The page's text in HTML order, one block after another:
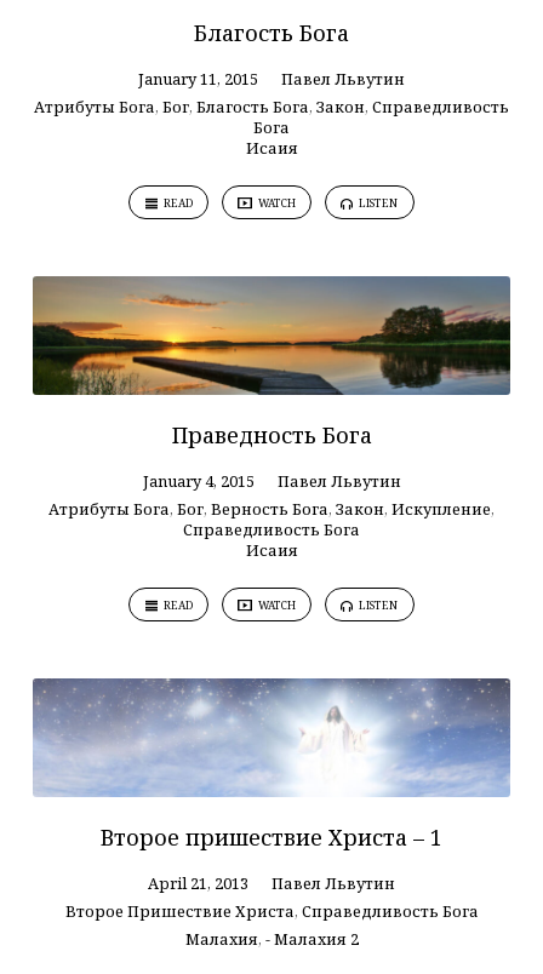
Благость Бога
January 11, 2015
Павел Львутин
Атрибуты Бога, Бог, Благость Бога, Закон, Справедливость
Бога
Исаия
READ WATCH LISTEN
Праведность Бога
January 4, 2015
Павел Львутин
Атрибуты Бога, Бог, Верность Бога, Закон, Искупление,
Справедливость Бога
Исаия
READ WATCH LISTEN
Второе пришествие Христа – 1
April 21, 2013
Павел Львутин
Второе Пришествие Христа, Справедливость Бога
Малахия, - Малахия 2